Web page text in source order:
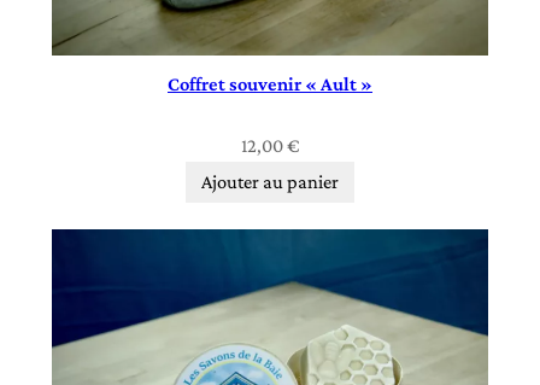
Coffret souvenir « Ault »
12,00€
Ajouter au panier